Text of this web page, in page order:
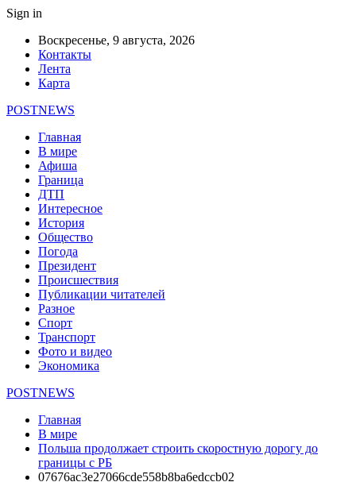
Sign in
Воскресенье, 9 августа, 2026
Контакты
Лента
Карта
POSTNEWS
Главная
В мире
Афиша
Граница
ДТП
Интересное
История
Общество
Погода
Президент
Происшествия
Публикации читателей
Разное
Спорт
Транспорт
Фото и видео
Экономика
POSTNEWS
Главная
В мире
Польша продолжает строить скоростную дорогу до
границы с РБ
07676ac3e27066cde558b8ba6edccb02